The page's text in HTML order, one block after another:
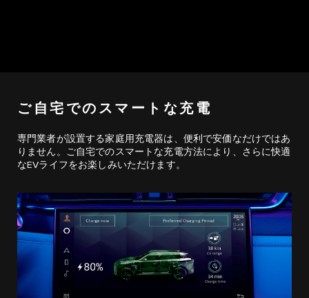
ご自宅でのスマートな充電
専門業者が設置する家庭用充電器は、便利で安価なだけではあ
りません。ご自宅でのスマートな充電方法により、さらに快適
なEVライフをお楽しみいただけます。